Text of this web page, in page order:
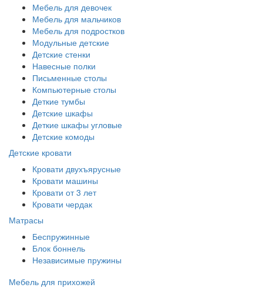
Мебель для девочек
Мебель для мальчиков
Мебель для подростков
Модульные детские
Детские стенки
Навесные полки
Письменные столы
Компьютерные столы
Деткие тумбы
Детские шкафы
Деткие шкафы угловые
Детские комоды
Детские кровати
Кровати двухъярусные
Кровати машины
Кровати от 3 лет
Кровати чердак
Матрасы
Беспружинные
Блок боннель
Независимые пружины
Мебель для прихожей